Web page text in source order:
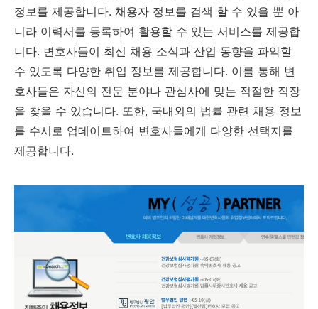
정보를 제공합니다. 채용자 정보를 검색 할 수 있을 뿐 아
니라 이력서를 등록하여 활용할 수 있는 서비스를 제공합
니다. 변호사들이 최신 채용 소식과 산업 동향을 파악할
수 있도록 다양한 취업 정보를 제공합니다. 이를 통해 변
호사들은 자신의 전문 분야나 관심사에 맞는 적절한 직장
을 찾을 수 있습니다. 또한, 국내외의 법률 관련 채용 정보
를 수시로 업데이트하여 변호사들에게 다양한 선택지를
제공합니다.